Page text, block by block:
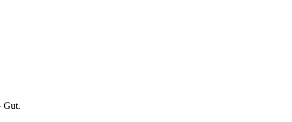
Gut.